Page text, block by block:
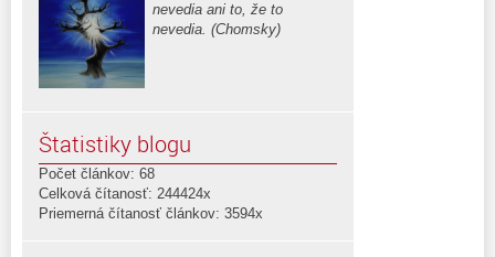
nevedia ani to, že to
nevedia. (Chomsky)
Štatistiky blogu
Počet článkov: 68
Celková čítanosť: 244424x
Priemerná čítanosť článkov: 3594x